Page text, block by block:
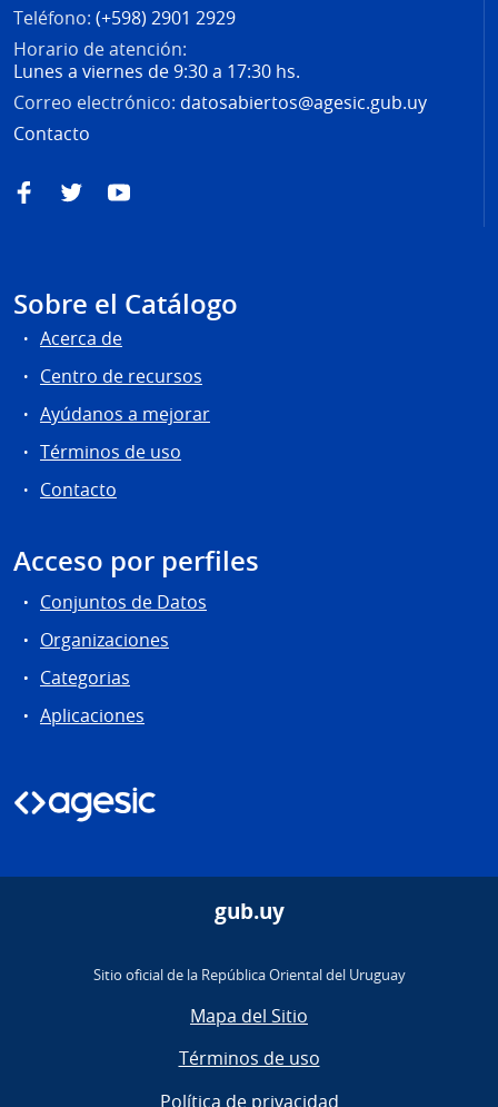
Teléfono: (+598) 2901 2929
Horario de atención:
Lunes a viernes de 9:30 a 17:30 hs.
Correo electrónico: datosabiertos@agesic.gub.uy
Contacto
FacebookTwitterYouTube
Sobre el Catálogo
Acerca de
Centro de recursos
Ayúdanos a mejorar
Términos de uso
Contacto
Acceso por perfiles
Conjuntos de Datos
Organizaciones
Categorias
Aplicaciones
gub.uy
Sitio oficial de la República Oriental del Uruguay
Mapa del Sitio
Términos de uso
Política de privacidad